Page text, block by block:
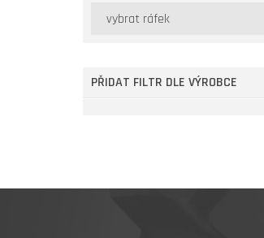
PŘIDAT FILTR DLE VÝROBCE